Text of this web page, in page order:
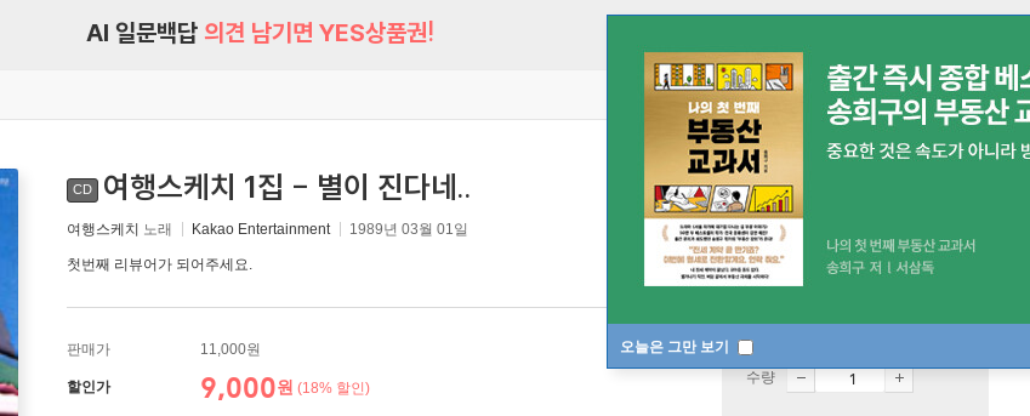
오늘은 그만 보기
AI 일문백답 의견 남기면 YES상품권!
CD 여행스케치 1집 - 별이 진다네..
여행스케치 노래 Kakao Entertainment 1989년 03월 01일
첫번째 리뷰어가 되어주세요.
판매가 11,000원
할인가 9,000원 (18% 할인)
절판
수량